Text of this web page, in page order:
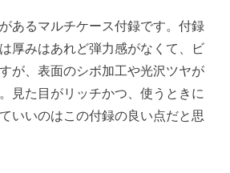
あるマルチケース付録です。付録
厚みはあれど弾力感がなくて、ビ
が、表面のシボ加工や光沢ツヤが
見た目がリッチかつ、使うときに
いいのはこの付録の良い点だと思